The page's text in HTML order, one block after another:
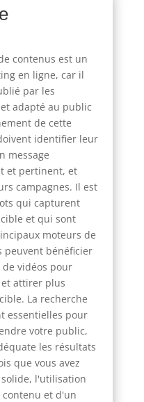
contenus est un
en ligne, car il
par les
adapté au public
de cette
identifier leur
message
et pertinent, et
campagnes. Il est
qui capturent
et qui sont
moteurs de
peuvent bénéficier
vidéos pour
attirer plus
La recherche
essentielles pour
votre public,
les résultats
que vous avez
l'utilisation
et d'un